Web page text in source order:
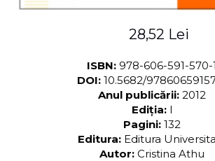
28,52 Lei
ISBN: 978-606-591-570-1
DOI: 10.5682/
Anul publicării: 2012
Ediția: I
Pagini: 132
Editura: Editura
Autor: Cristina Athu